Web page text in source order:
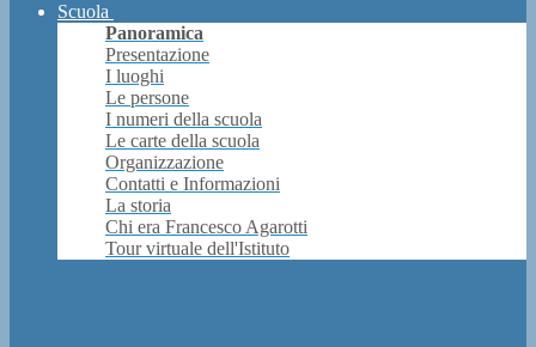
Scuola
Panoramica
Presentazione
I luoghi
Le persone
I numeri della scuola
Le carte della scuola
Organizzazione
Contatti e Informazioni
La storia
Chi era Francesco Agarotti
Tour virtuale dell'Istituto